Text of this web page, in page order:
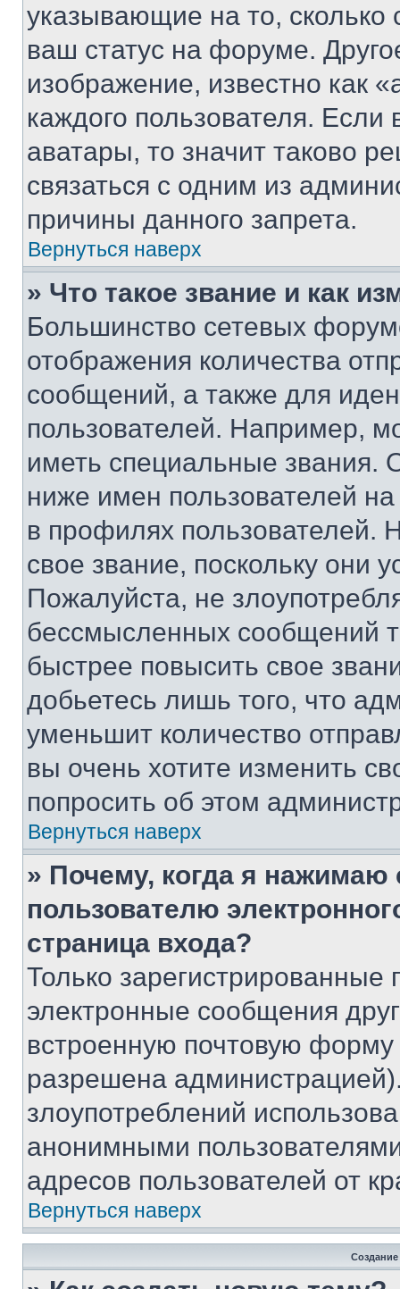
указывающие на то,
ваш статус на форуме.
изображение, известно как
каждого пользователя.
аватары, то значит таково
связаться с одним из
причины данного запрета.
Вернуться наверх
» Что такое звание и как
Большинство сетевых
отображения количества
сообщений, а также для
пользователей. Например,
иметь специальные звания.
ниже имен пользователей
в профилях
свое звание, поскольку они
Пожалуйста, не
бессмысленных сообщений
быстрее повысить свое
добьетесь лишь того, что
уменьшит количество
вы очень хотите изменить
попросить об этом
Вернуться наверх
» Почему, когда я нажимаю
пользователю
страница входа?
Только зарегистрированные
электронные сообщения
встроенную почтовую
разрешена
злоупотреблений
анонимными
адресов пользователей от
Вернуться наверх